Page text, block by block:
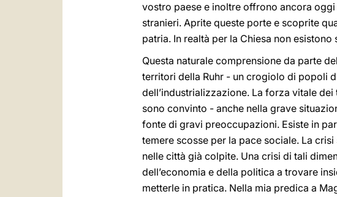
vostro paese e inoltre offrono ancora
stranieri. Aprite queste porte e scoprite
patria. In realtà per la Chiesa non
Questa naturale comprensione da parte
territori della Ruhr - un crogiolo di popoli
dell’industrializzazione. La forza vitale
sono convinto - anche nella grave
fonte di gravi preoccupazioni. Esiste in
temere scosse per la pace sociale. La
nelle città già colpite. Una crisi di tali
dell’economia e della politica a trovare
metterle in pratica. Nella mia predica a